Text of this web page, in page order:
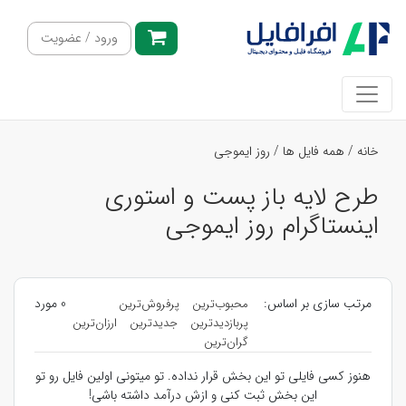
ورود / عضویت
خانه / همه فایل ها / روز ایموجی
طرح لایه باز پست و استوری
اینستاگرام روز ایموجی
مرتب سازی بر اساس: محبوب‌ترین
پرفروش‌ترین
پربازدیدترین
جدیدترین
ارزان‌ترین
گران‌ترین
0 مورد
هنوز کسی فایلی تو این بخش قرار نداده. تو میتونی اولین فایل رو تو
این بخش ثبت کنی و ازش درآمد داشته باشی!